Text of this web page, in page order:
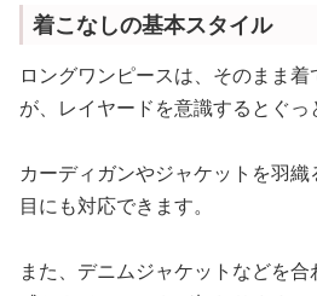
着こなしの基本スタイル
ロングワンピースは、そのまま
が、レイヤードを意識するとぐっ
カーディガンやジャケットを羽
目にも対応できます。
また、デニムジャケットなどを